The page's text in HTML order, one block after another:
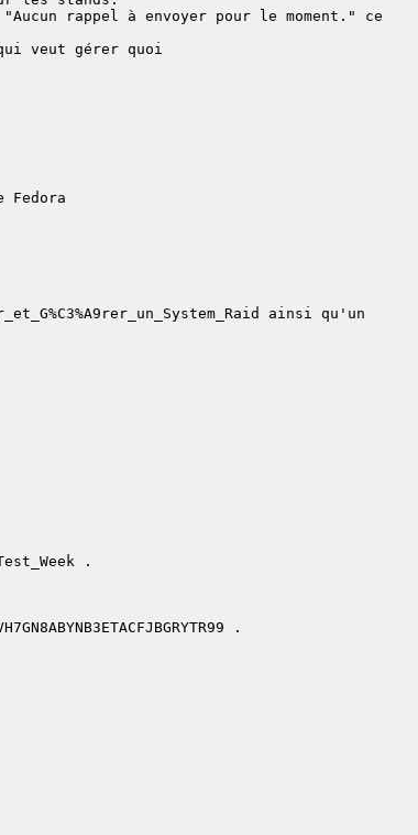
rappel à envoyer pour le moment." ce
ainsi qu'un